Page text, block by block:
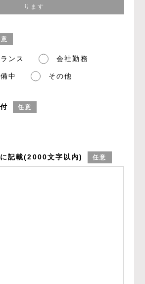
ります
ンス 会社勤務
中 その他
任意
記載(2000文字以内) 任意